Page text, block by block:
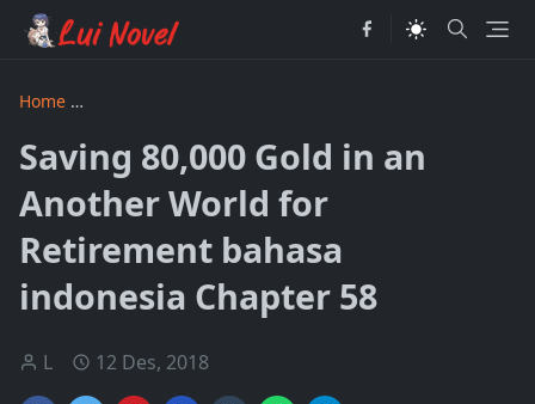
Home
Saving 80,000 Gold in an
Another World for
Retirement bahasa
indonesia Chapter 58
L 12 Des, 2018